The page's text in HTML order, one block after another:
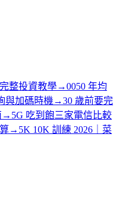
整投資教學→0050 年均
與加碼時機 →30 歲前要完
→ 5G 吃到飽三家電信比較
→ 5K 10K 訓練 2026｜菜